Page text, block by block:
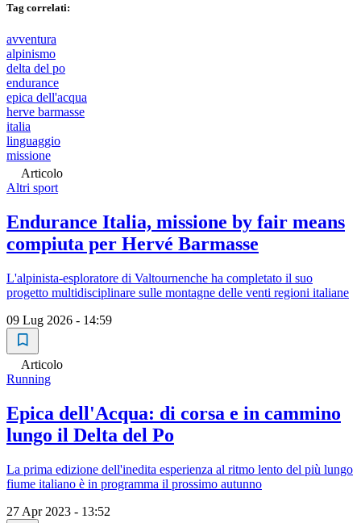
Tag correlati:
avventura
alpinismo
delta del po
endurance
epica dell'acqua
herve barmasse
italia
linguaggio
missione
Articolo
Altri sport
Endurance Italia, missione by fair means
compiuta per Hervé Barmasse
L'alpinista-esploratore di Valtournenche ha completato il suo
progetto multidisciplinare sulle montagne delle venti regioni italiane
09 Lug 2026 - 14:59
Articolo
Running
Epica dell'Acqua: di corsa e in cammino
lungo il Delta del Po
La prima edizione dell'inedita esperienza al ritmo lento del più lungo
fiume italiano è in programma il prossimo autunno
27 Apr 2023 - 13:52